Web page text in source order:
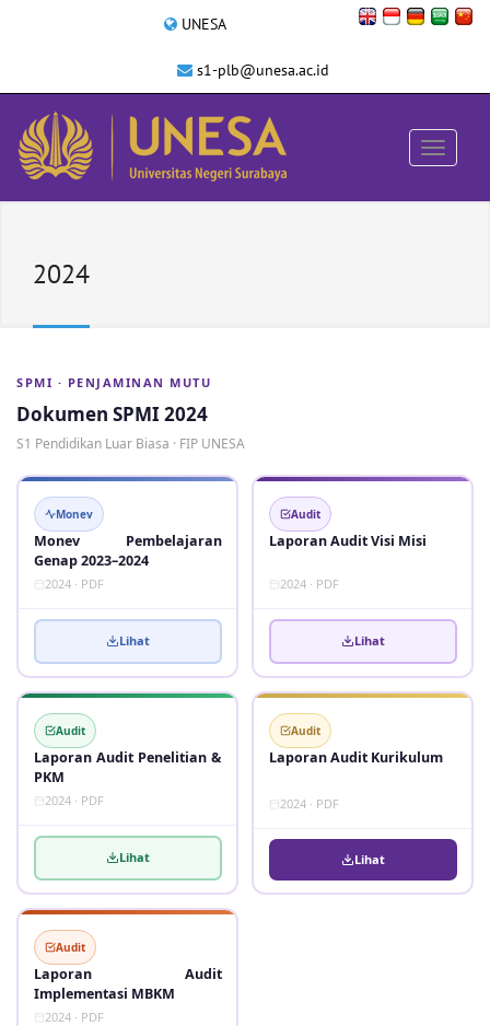
UNESA
s1-plb@unesa.ac.id
2024
SPMI · PENJAMINAN MUTU
Dokumen SPMI 2024
S1 Pendidikan Luar Biasa · FIP UNESA
Monev
Monev Pembelajaran
Genap 2023–2024
2024 · PDF
Lihat
Audit
Laporan Audit Visi Misi
2024 · PDF
Lihat
Audit
Laporan Audit Penelitian &
PKM
2024 · PDF
Lihat
Audit
Laporan Audit Kurikulum
2024 · PDF
Lihat
Audit
Laporan Audit
Implementasi MBKM
2024 · PDF